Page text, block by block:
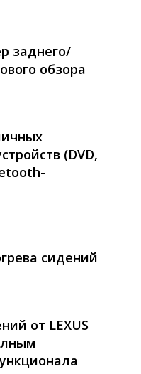
заднего/
обзора
(DVD,
сидений
от LEXUS